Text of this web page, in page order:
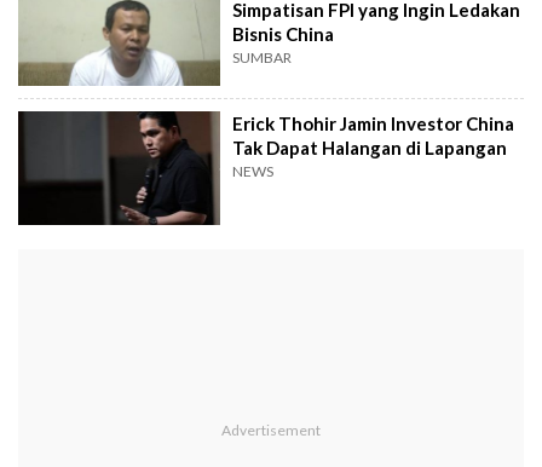
Simpatisan FPI yang Ingin Ledakan
Bisnis China
SUMBAR
Erick Thohir Jamin Investor China
Tak Dapat Halangan di Lapangan
NEWS